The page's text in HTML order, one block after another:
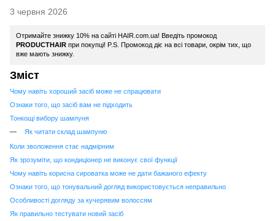
3 червня 2026
Отримайте знижку 10% на сайті HAIR.com.ua! Введіть промокод
PRODUCTHAIR при покупці! P.S. Промокод діє на всі товари, окрім тих, що
вже мають знижку.
Зміст
Чому навіть хороший засіб може не спрацювати
Ознаки того, що засіб вам не підходить
Тонкощі вибору шампуня
Як читати склад шампуню
Коли зволоження стає надмірним
Як зрозуміти, що кондиціонер не виконує свої функції
Чому навіть корисна сироватка може не дати бажаного ефекту
Ознаки того, що тонувальний догляд використовується неправильно
Особливості догляду за кучерявим волоссям
Як правильно тестувати новий засіб